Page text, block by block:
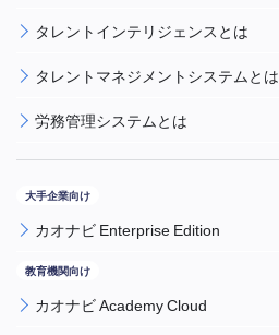
タレントインテリジェンスとは
タレントマネジメントシステムとは
労務管理システムとは
カオナビ Enterprise Edition
カオナビ Academy Cloud